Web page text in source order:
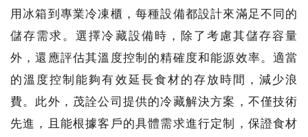
用冰箱到專業冷凍櫃，每種設備都設計來滿足不同的
儲存需求。選擇冷藏設備時，除了考慮其儲存容量
外，還應評估其溫度控制的精確度和能源效率。適當
的溫度控制能夠有效延長食材的存放時間，減少浪
費。此外，茂詮公司提供的冷藏解決方案，不僅技術
先進，且能根據客戶的具體需求進行定制，保證食材